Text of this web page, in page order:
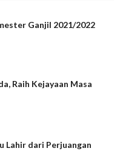
Ganjil 2021/2022
Raih Kejayaan Masa
Lahir dari Perjuangan